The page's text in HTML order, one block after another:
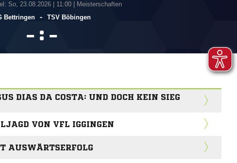
So, 23.08.2026
11:00 | Meisterschaften
Bettringen
- TSV Böbingen
 : 
DIAS DA COSTA: UND DOCH KEIN SIEG
VON VFL IGGINGEN
AUSWÄRTSERFOLG